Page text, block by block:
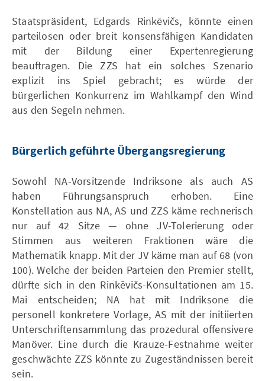
Staatspräsident, Edgards Rinkēvičs, könnte einen
parteilosen oder breit konsensfähigen Kandidaten
mit der Bildung einer Expertenregierung
beauftragen. Die ZZS hat ein solches Szenario
explizit ins Spiel gebracht; es würde der
bürgerlichen Konkurrenz im Wahlkampf den Wind
aus den Segeln nehmen.
Bürgerlich geführte Übergangsregierung
Sowohl NA-Vorsitzende Indriksone als auch AS
haben Führungsanspruch erhoben. Eine
Konstellation aus NA, AS und ZZS käme rechnerisch
nur auf 42 Sitze — ohne JV-Tolerierung oder
Stimmen aus weiteren Fraktionen wäre die
Mathematik knapp. Mit der JV käme man auf 68 (von
100). Welche der beiden Parteien den Premier stellt,
dürfte sich in den Rinkēvičs-Konsultationen am 15.
Mai entscheiden; NA hat mit Indriksone die
personell konkretere Vorlage, AS mit der initiierten
Unterschriftensammlung das prozedural offensivere
Manöver. Eine durch die Krauze-Festnahme weiter
geschwächte ZZS könnte zu Zugeständnissen bereit
sein.